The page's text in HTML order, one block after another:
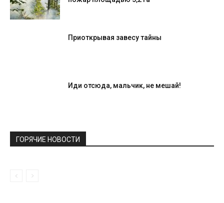
Приоткрывая завесу тайны
Иди отсюда, мальчик, не мешай!
ГОРЯЧИЕ НОВОСТИ